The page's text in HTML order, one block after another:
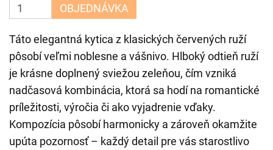
OBJEDNÁVKA
Táto elegantná kytica z klasických červených ruží
pôsobí veľmi noblesne a vášnivo. Hlboký odtieň ruží
je krásne doplnený sviežou zeleňou, čím vzniká
nadčasová kombinácia, ktorá sa hodí na romantické
príležitosti, výročia či ako vyjadrenie vďaky.
Kompozícia pôsobí harmonicky a zároveň okamžite
upúta pozornosť – každý detail pre vás starostlivo